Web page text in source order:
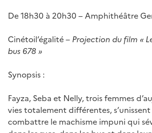
De 18h30 à 20h30 – Amphithéâtre
Cinétoil’égalité – Projection du film «
bus 678 »
Synopsis :
Fayza, Seba et Nelly, trois femmes
vies totalement différentes,
combattre le machisme impuni qui